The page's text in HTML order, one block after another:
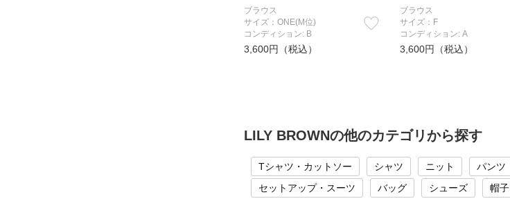
ブラウス
サイズ：ONE(M位)
コンディション: B
3,600円（税込）
ブラウス
サイズ：F
コンディション: A
3,600円（税込）
LILY BROWNの他のカテゴリから探す
Tシャツ・カットソー シャツ ニット パンツ
セットアップ・スーツ
バッグ シューズ 帽子